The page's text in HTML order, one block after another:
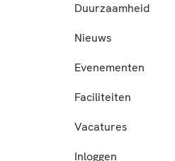
Duurzaamheid
Nieuws
Evenementen
Faciliteiten
Vacatures
Inloggen